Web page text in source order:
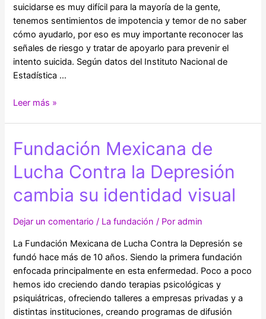
suicidarse es muy difícil para la mayoría de la gente,
tenemos sentimientos de impotencia y temor de no saber
cómo ayudarlo, por eso es muy importante reconocer las
señales de riesgo y tratar de apoyarlo para prevenir el
intento suicida. Según datos del Instituto Nacional de
Estadística …
10
día
mundial
para
prevención
suicidio
Leer más »
Fundación Mexicana de
Lucha Contra la Depresión
cambia su identidad visual
Dejar un comentario / La fundación / Poradmin
La Fundación Mexicana de Lucha Contra la Depresión se
fundó hace más de 10 años. Siendo la primera fundación
enfocada principalmente en esta enfermedad. Poco a poco
hemos ido creciendo dando terapias psicológicas y
psiquiátricas, ofreciendo talleres a empresas privadas y a
distintas instituciones, creando programas de difusión